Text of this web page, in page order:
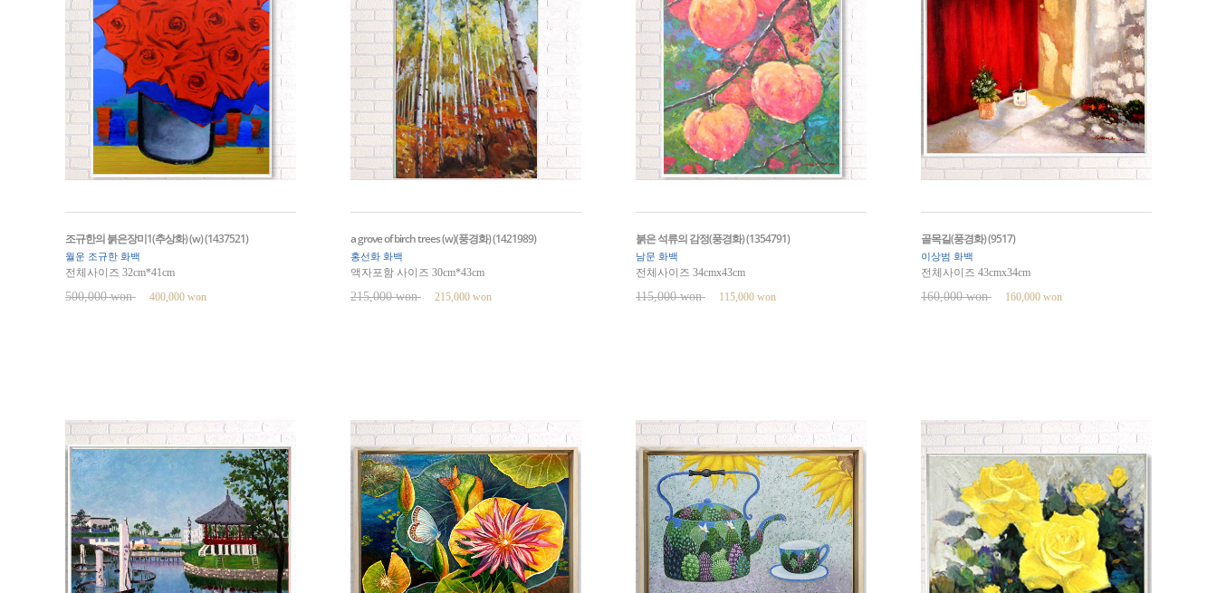
조규한의 붉은장미1(추상화) (w) (1437521)
월운 조규한 화백
전체사이즈 32cm*41cm
500,000 won 400,000 won
a grove of birch trees (w)(풍경화) (1421989)
홍선화 화백
액자포함 사이즈 30cm*43cm
215,000 won 215,000 won
붉은 석류의 감정(풍경화) (1354791)
남문 화백
전체사이즈 34cmx43cm
115,000 won 115,000 won
골목길(풍경화) (9517)
이상범 화백
전체사이즈 43cmx34cm
160,000 won 160,000 won